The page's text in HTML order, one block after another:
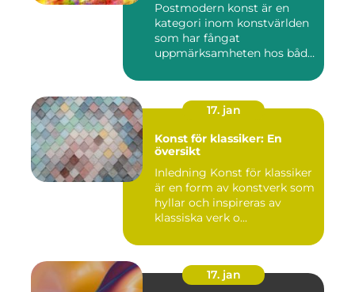
Postmodern konst är en
kategori inom konstvärlden
som har fångat
uppmärksamheten hos både
17. jan
Konst för klassiker: En
översikt
Inledning Konst för klassiker
är en form av konstverk som
hyllar och inspireras av
klassiska verk o...
17. jan